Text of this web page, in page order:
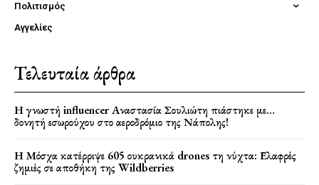
Πολιτισμός
Αγγελίες
Τελευταία άρθρα
Η γνωστή influencer Αναστασία Σουλιώτη πιάστηκε με…
δονητή εσωρούχου στο αεροδρόμιο της Νάπολης!
Η Μόσχα κατέρριψε 605 ουκρανικά drones τη νύχτα: Ελαφρές
ζημιές σε αποθήκη της Wildberries